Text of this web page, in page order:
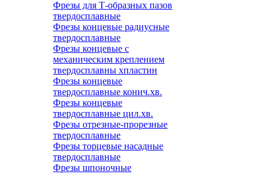
Фрезы для Т-образных пазов
твердосплавные
Фрезы концевые радиусные
твердосплавные
Фрезы концевые с
механическим креплением
твердосплавны хпластин
Фрезы концевые
твердосплавные конич.хв.
Фрезы концевые
твердосплавные цил.хв.
Фрезы отрезные-прорезные
твердосплавные
Фрезы торцевые насадные
твердосплавные
Фрезы шпоночные